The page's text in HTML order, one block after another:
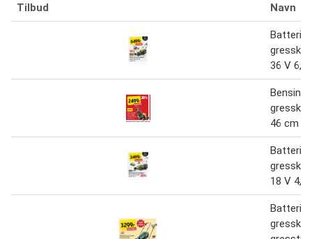
Tilbud Navn
36 V 6,0
46 cm 1
18 V 4,0